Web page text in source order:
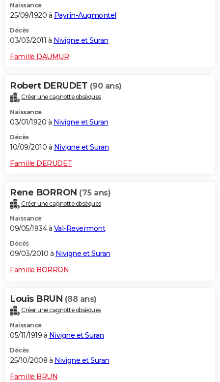
Naissance
25/09/1920 à Payrin-Augmontel
Décès
03/03/2011 à Nivigne et Suran
Famille DAUMUR
Robert DERUDET (90 ans)
Créer une cagnotte obsèques
Naissance
03/01/1920 à Nivigne et Suran
Décès
10/09/2010 à Nivigne et Suran
Famille DERUDET
Rene BORRON (75 ans)
Créer une cagnotte obsèques
Naissance
09/05/1934 à Val-Revermont
Décès
09/03/2010 à Nivigne et Suran
Famille BORRON
Louis BRUN (88 ans)
Créer une cagnotte obsèques
Naissance
05/11/1919 à Nivigne et Suran
Décès
25/10/2008 à Nivigne et Suran
Famille BRUN